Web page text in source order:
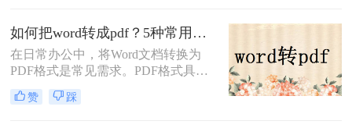
Word如何转PDF呢？本文将介绍四种
实用的Word转PDF的方法，帮助读者
轻松实现文档格式的转换。
如何把word转成pdf？5种常用的转换方法详解！
在日常办公中，将Word文档转换为
PDF格式是常见需求。PDF格式具有
跨平台兼容性强、格式固定、不易被
篡改等优势，尤其适合用于正式文件
赞 踩